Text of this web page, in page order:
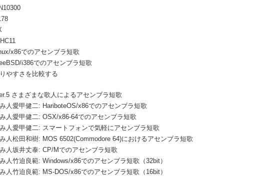
x86でのアセンブラ短歌
i386でのアセンブラ短歌
やすさを比較する
さまざまな歌人によるアセンブラ短歌
人愛甲健二: HariboteOS/x86でのアセンブラ短歌
人愛甲健二: OSX/x86-64でのアセンブラ短歌
人愛甲健二: スマートフォンで気軽にアセンブラ短歌
人松田和樹: MOS 6502(Commodore 64)におけるアセンブラ短歌
人坂井丈泰: CP/Mでのアセンブラ短歌
人竹迫良範: Windows/x86でのアセンブラ短歌（32bit）
人竹迫良範: MS-DOS/x86でのアセンブラ短歌（16bit）